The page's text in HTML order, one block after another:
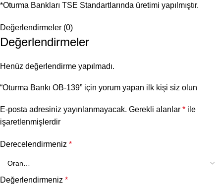
*Oturma Bankları TSE Standartlarında üretimi yapılmıştır.
Değerlendirmeler (0)
Değerlendirmeler
Henüz değerlendirme yapılmadı.
“Oturma Bankı OB-139” için yorum yapan ilk kişi siz olun
E-posta adresiniz yayınlanmayacak. Gerekli alanlar * ile
işaretlenmişlerdir
Derecelendirmeniz *
Değerlendirmeniz *